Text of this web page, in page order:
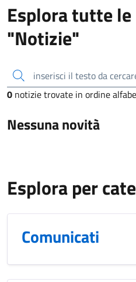
Esplora tutte
"Notizie"
inserisci il testo da cercare
0 notizie trovate in ordine
Nessuna novità
Esplora per
Comunicati